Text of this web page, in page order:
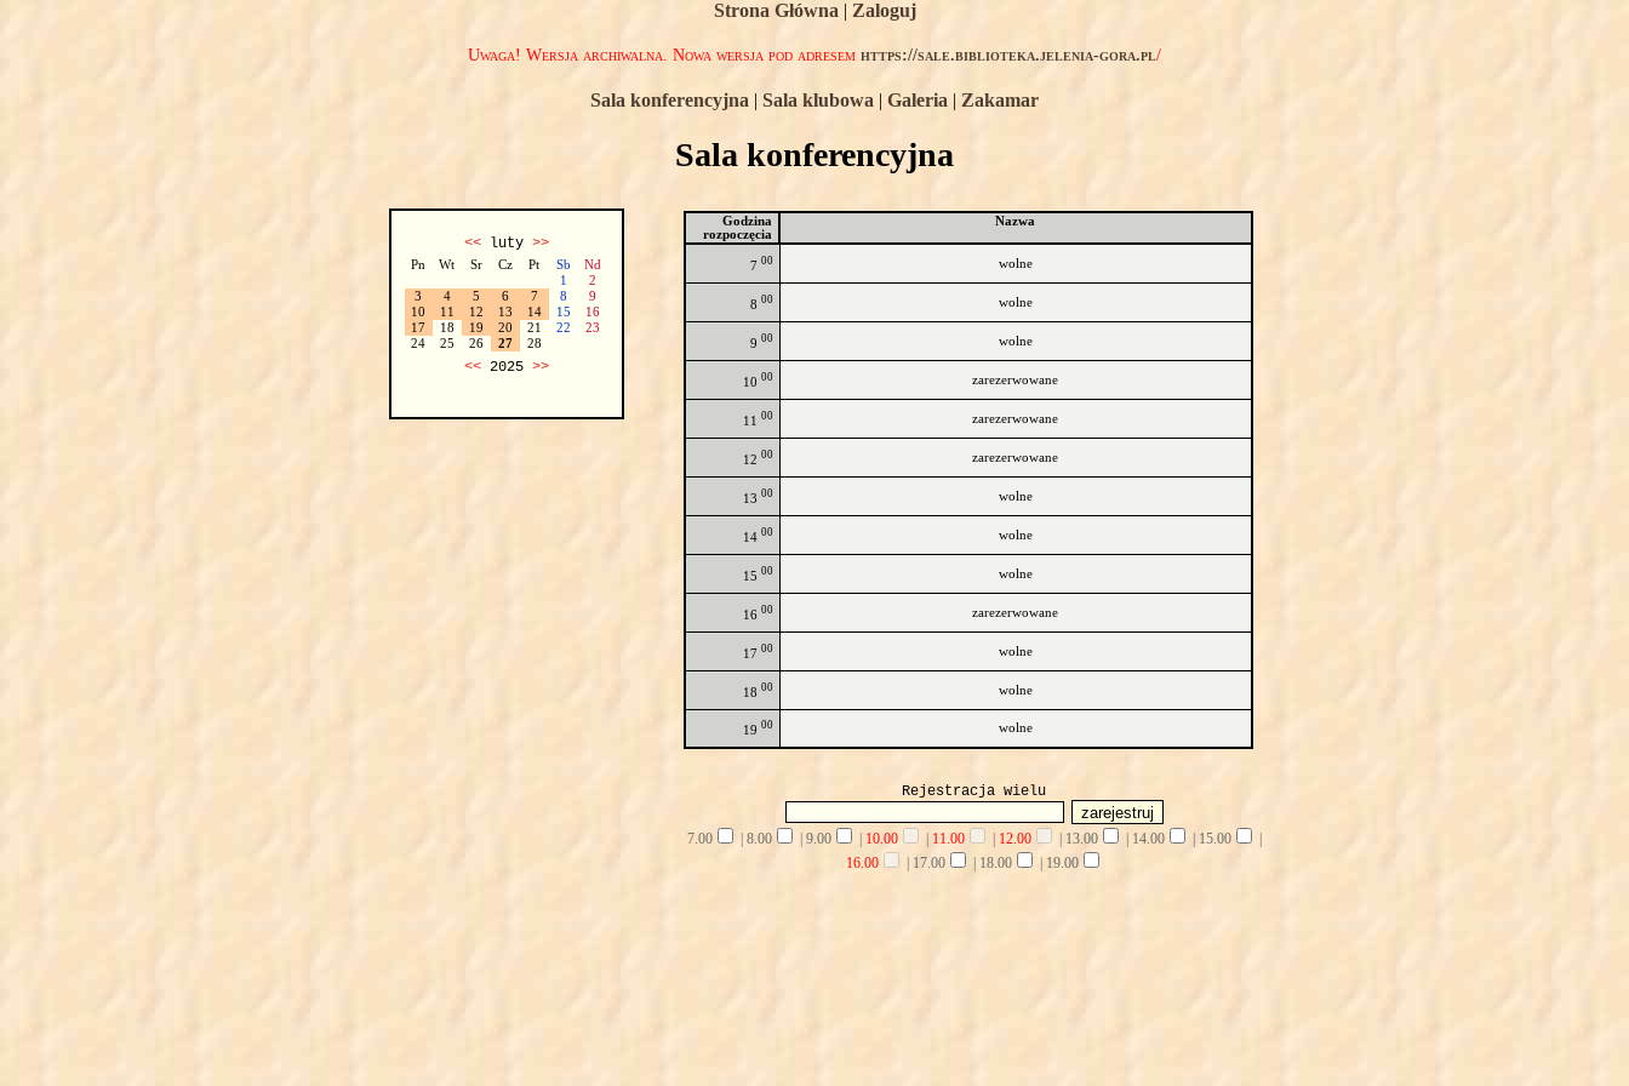
Strona Główna | Zaloguj
Uwaga! Wersja archiwalna. Nowa wersja pod adresem https://sale.biblioteka.jelenia-gora.pl/
Sala konferencyjna | Sala klubowa | Galeria | Zakamar
Sala konferencyjna
<<luty >>
Pn Wt Sr Cz Pt Sb
Nd
1
2
3
4 5 6 7 8
9
10
11 12 13 14 15
16
17
18 19 20 21 22
23
24
25 26 27 28
<<2025 >>
Godzina
rozpoczęcia
Nazwa
7 00 wolne
8 00 wolne
9 00 wolne
10 00 zarezerwowane
11 00 zarezerwowane
12 00 zarezerwowane
13 00 wolne
14 00 wolne
15 00 wolne
16 00 zarezerwowane
17 00 wolne
18 00 wolne
19 00 wolne
Rejestracja wielu
7.00 8.00 9.00 10.00 11.00 12.00 13.00 14.00 15.00
16.00
17.00 18.00 19.00